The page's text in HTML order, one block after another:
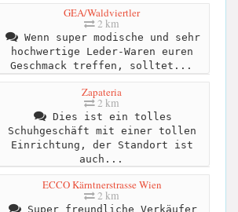
GEA/Waldviertler
2 km
Wenn super modische und sehr
hochwertige Leder-Waren euren
Geschmack treffen, solltet...
Zapateria
2 km
Dies ist ein tolles
Schuhgeschäft mit einer tollen
Einrichtung, der Standort ist
auch...
ECCO Kärntnerstrasse Wien
2 km
Super freundliche Verkäufer